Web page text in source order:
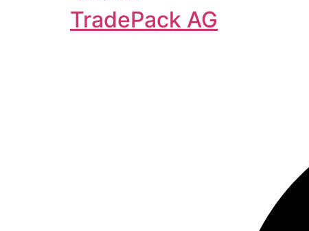
TradePack AG